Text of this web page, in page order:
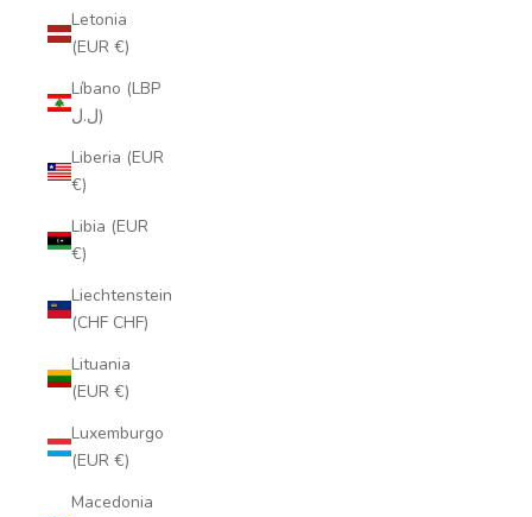
Letonia
(EUR €)
Líbano (LBP
ل.ل)
Liberia (EUR
€)
Libia (EUR
€)
Liechtenstein
(CHF CHF)
Lituania
(EUR €)
Luxemburgo
(EUR €)
Macedonia